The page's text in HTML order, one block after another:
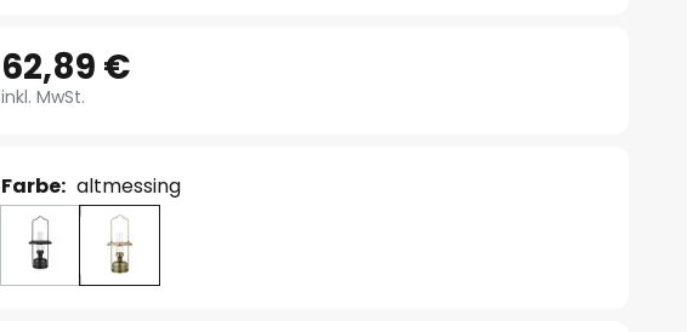
62,89 €
inkl. MwSt.
Farbe: altmessing